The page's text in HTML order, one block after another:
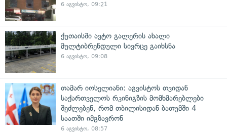
6 აგვისტო, 09:21
ქუთაისში ავტო გალერის ახალი
მულტიბრენდული სივრცე გაიხსნა
6 აგვისტო, 09:08
თამარ იოსელიანი: აგვისტოს თვიდან
საქართველოს რკინიგზის მომხმარებლები
შეძლებენ, რომ თბილისიდან ბათუმში 4
საათში იმგზავრონ
6 აგვისტო, 08:57